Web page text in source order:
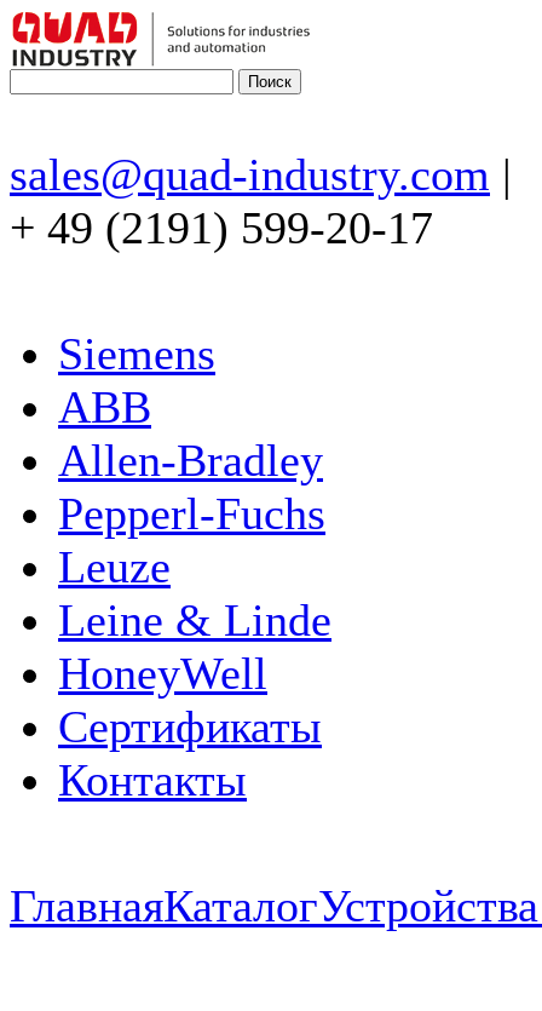
sales@quad-industry.com |
+ 49 (2191) 599-20-17
Siemens
ABB
Allen-Bradley
Pepperl-Fuchs
Leuze
Leine & Linde
HoneyWell
Сертификаты
Контакты
ГлавнаяКаталог